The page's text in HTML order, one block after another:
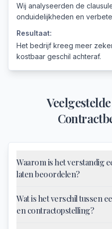
Wij analyseerden de
onduidelijkheden en
Resultaat:
Het bedrijf kreeg meer
kostbaar geschil achteraf.
Waarom is het verstandig
laten beoordelen?
Wat is het verschil tussen
en contractopstelling?